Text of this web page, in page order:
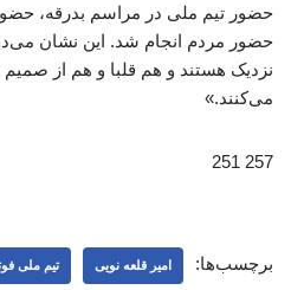
حضور تیم ملی در مراسم بدرقه،
حضور مردم انجام شد. این نشان
نزدیک هستند و هم قلبا و هم از
می‌کنند.»
257 251
برچسب‌ها: امیر قلعه نویی تیم ملی